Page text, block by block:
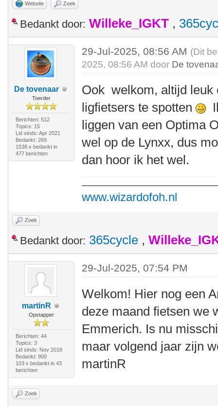
Website Zoek
Bedankt door: Willeke_IGKT ,
De tovenaar
Toerder
Berichten: 512
Topics: 15
Lid sinds: Apr 2021
Bedankt: 269
1538 x bedankt in
477 berichten
29-Jul-2025, 08:56 AM (Dit
2025, 08:56 AM door De
Ook welkom, altijd leuk
ligfietsers te spotten
liggen van een Optima
wel op de Lynxx, dus
dan hoor ik het wel.
www.wizardofoh.nl
Zoek
Bedankt door: 365cycle ,
martinR
Opstapper
Berichten: 44
Topics: 3
Lid sinds: Nov 2018
Bedankt: 900
103 x bedankt in 43
berichten
29-Jul-2025, 07:54 PM
Welkom! Hier nog een
deze maand fietsen we
Emmerich. Is nu
maar volgend jaar zijn
martinR
Zoek